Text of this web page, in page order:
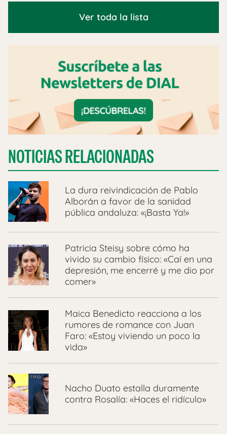
Ver toda la lista
NOTICIAS RELACIONADAS
La dura reivindicación de Pablo
Alborán a favor de la sanidad
pública andaluza: «¡Basta Ya!»
Patricia Steisy sobre cómo ha
vivido su cambio físico: «Caí en una
depresión, me encerré y me dio por
comer»
Maica Benedicto reacciona a los
rumores de romance con Juan
Faro: «Estoy viviendo un poco la
vida»
Nacho Duato estalla duramente
contra Rosalía: «Haces el ridículo»